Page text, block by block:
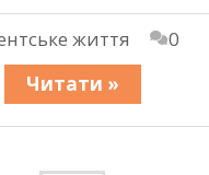
життя
0
Читати »